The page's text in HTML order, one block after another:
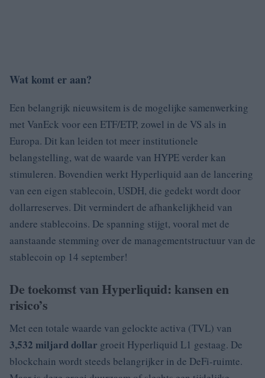
Wat komt er aan?
Een belangrijk nieuwsitem is de mogelijke samenwerking
met VanEck voor een ETF/ETP, zowel in de VS als in
Europa. Dit kan leiden tot meer institutionele
belangstelling, wat de waarde van HYPE verder kan
stimuleren. Bovendien werkt Hyperliquid aan de lancering
van een eigen stablecoin, USDH, die gedekt wordt door
dollarreserves. Dit vermindert de afhankelijkheid van
andere stablecoins. De spanning stijgt, vooral met de
aanstaande stemming over de managementstructuur van de
stablecoin op 14 september!
De toekomst van Hyperliquid: kansen en
risico’s
Met een totale waarde van gelockte activa (TVL) van
3,532 miljard dollar groeit Hyperliquid L1 gestaag. De
blockchain wordt steeds belangrijker in de DeFi-ruimte.